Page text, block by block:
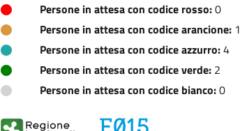
Persone in attesa con codice rosso:0
Persone in attesa con codice arancione:1
Persone in attesa con codice azzurro:4
Persone in attesa con codice verde:2
Persone in attesa con codice bianco:0